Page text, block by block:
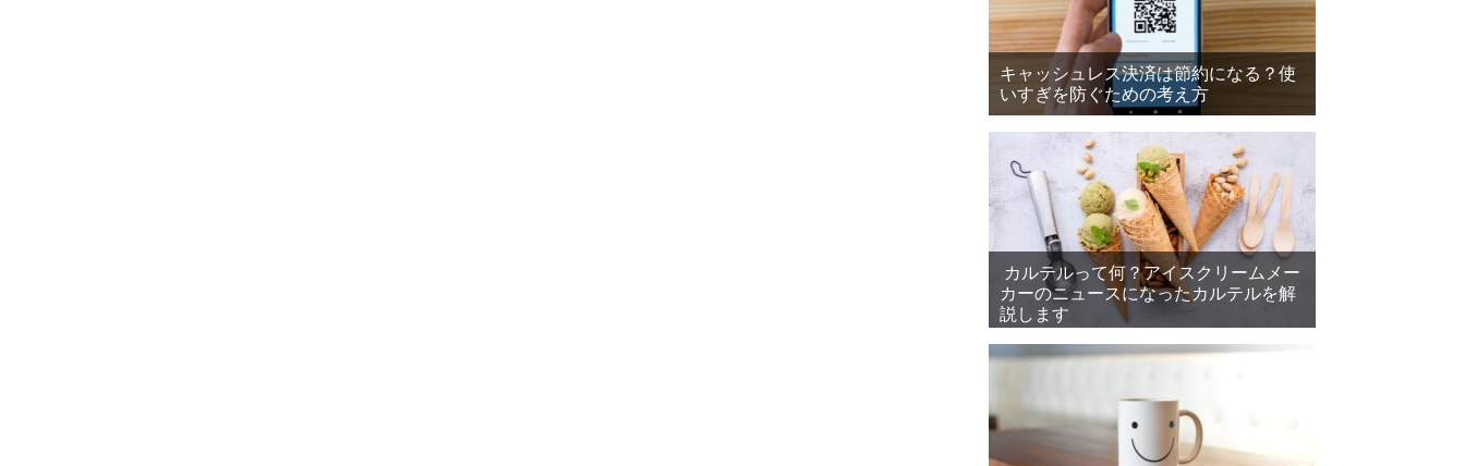
キャッシュレス決済は節約になる？使
いすぎを防ぐための考え方
カルテルって何？アイスクリームメー
カーのニュースになったカルテルを解
説します